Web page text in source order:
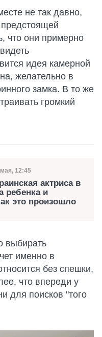
не так давно,
что они примерно
идея камерной
желательно в
замка. В то же
громкий
публикации
12:45
актриса в
ребенка и
это произошло
выбирать
именно в
без спешки,
что впереди у
для поисков "того